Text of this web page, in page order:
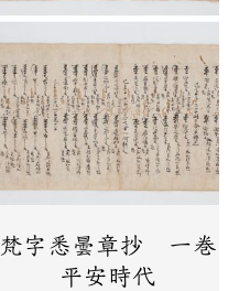
梵字悉曇章抄 一巻
平安時代